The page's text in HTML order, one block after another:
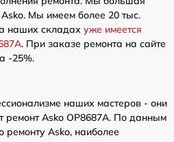
Asko. Мы имеем более 20 тыс.
наших складах уже имеется
. При заказе ремонта на сайте
-25%.
наших мастеров - они
ремонт Asko OP8687A. По данным
Asko, наиболее